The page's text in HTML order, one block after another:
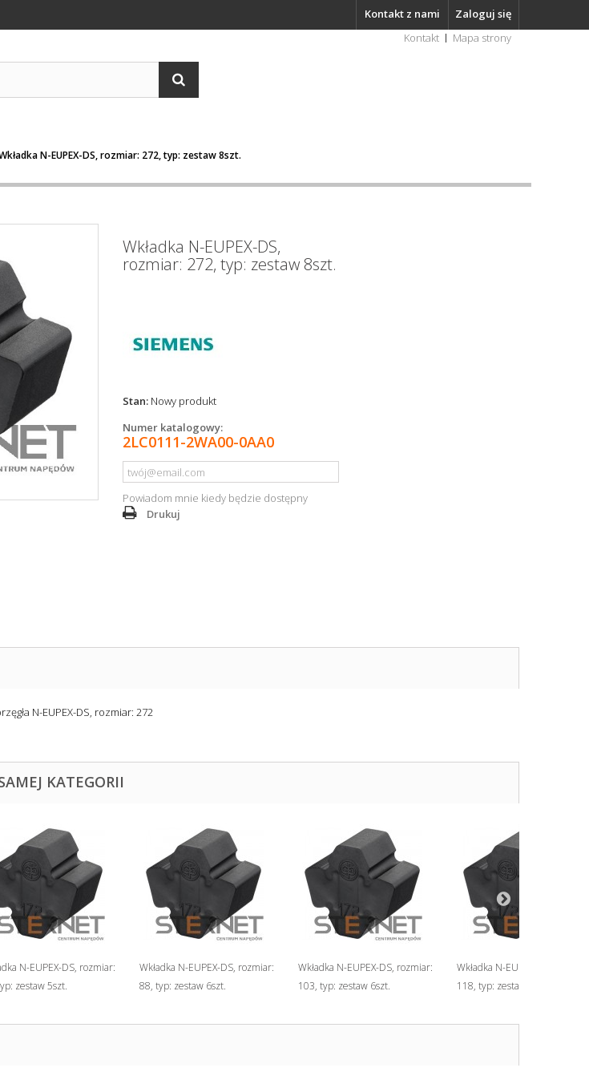
Zaloguj się
Kontakt z nami
Kontakt
Mapa strony
N-EUPEX-DS, rozmiar: 272, typ: zestaw 8szt.
Wkładka N-EUPEX-DS,
rozmiar: 272, typ: zestaw 8szt.
Stan: Nowy produkt
Numer katalogowy:
2LC0111-2WA00-0AA0
Powiadom mnie kiedy będzie dostępny
Drukuj
N-EUPEX-DS, rozmiar: 272
KATEGORII
N-EUPEX-DS, rozmiar:
zestaw 5szt.
Wkładka N-EUPEX-DS, rozmiar:
88, typ: zestaw 6szt.
Wkładka N-EUPEX-DS, rozmiar:
103, typ: zestaw 6szt.
Wkładka N-EUPEX-DS,
118, typ: zestaw 6szt.